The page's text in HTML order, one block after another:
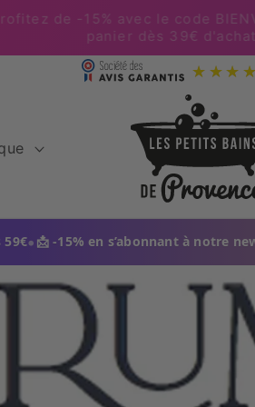
Profitez de -15% avec le code
panier dès 39€
en s’abonnant à notre newsletter •
in France. Made in